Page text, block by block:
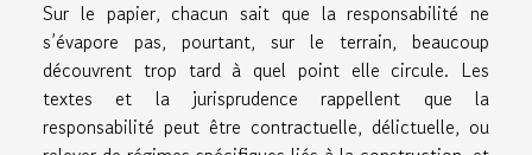
Sur le papier, chacun sait que la responsabilité ne
s’évapore pas, pourtant, sur le terrain, beaucoup
découvrent trop tard à quel point elle circule. Les
textes et la jurisprudence rappellent que la
responsabilité peut être contractuelle, délictuelle, ou